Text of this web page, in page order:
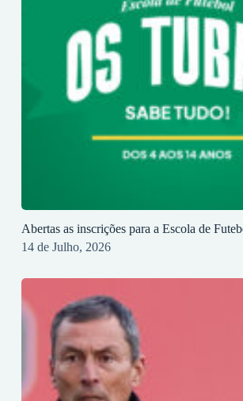
Abertas as inscrições para a Escola de
14 de Julho, 2026